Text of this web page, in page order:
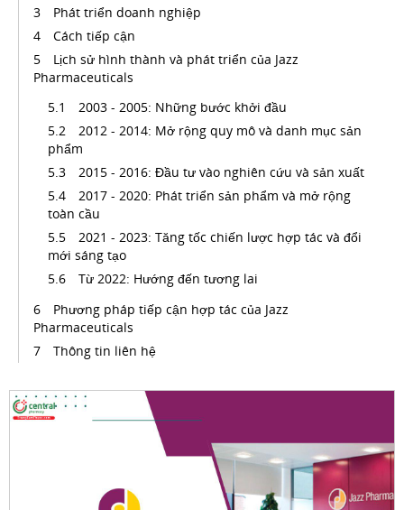
Phát triển doanh nghiệp
Cách tiếp cận
Lịch sử hình thành và phát triển của Jazz
Pharmaceuticals
2003 - 2005: Những bước khởi đầu
2012 - 2014: Mở rộng quy mô và danh mục sản
phẩm
2015 - 2016: Đầu tư vào nghiên cứu và sản xuất
2017 - 2020: Phát triển sản phẩm và mở rộng
toàn cầu
2021 - 2023: Tăng tốc chiến lược hợp tác và đổi
mới sáng tạo
Từ 2022: Hướng đến tương lai
Phương pháp tiếp cận hợp tác của Jazz
Pharmaceuticals
Thông tin liên hệ